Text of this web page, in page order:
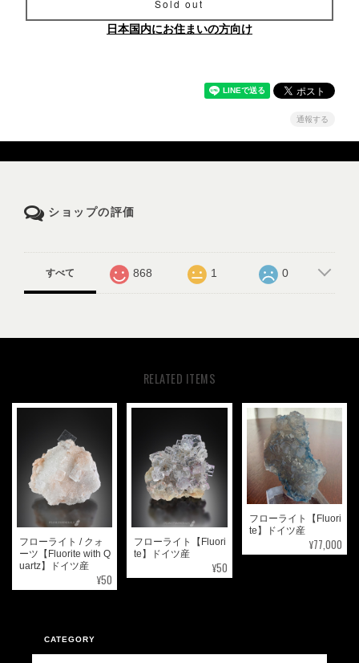
Sold out
日本国内にお住まいの方向け
通報する
ショップの評価
すべて 868 1 0
RELATED ITEMS
フローライト / クォ
ーツ【Fluorite with Q
uartz】ドイツ産
¥50
フローライト【Fluori
te】ドイツ産
¥50
フローライト【Fluori
te】ドイツ産
¥77,000
CATEGORY